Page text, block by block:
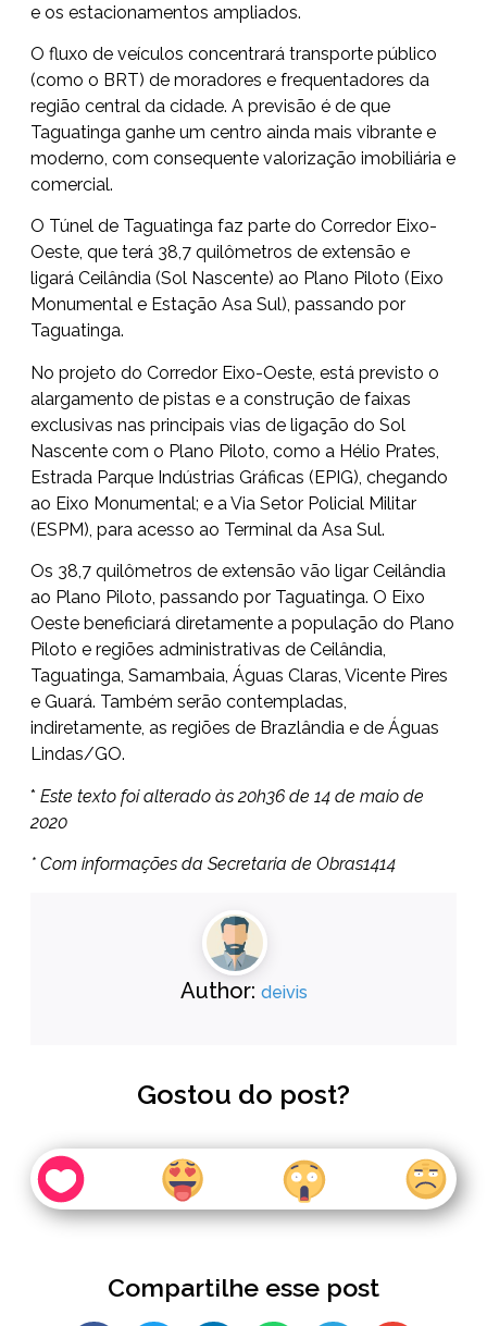
e os estacionamentos ampliados.
O fluxo de veículos concentrará transporte público
(como o BRT) de moradores e frequentadores da
região central da cidade. A previsão é de que
Taguatinga ganhe um centro ainda mais vibrante e
moderno, com consequente valorização imobiliária e
comercial.
O Túnel de Taguatinga faz parte do Corredor Eixo-
Oeste, que terá 38,7 quilômetros de extensão e
ligará Ceilândia (Sol Nascente) ao Plano Piloto (Eixo
Monumental e Estação Asa Sul), passando por
Taguatinga.
No projeto do Corredor Eixo-Oeste, está previsto o
alargamento de pistas e a construção de faixas
exclusivas nas principais vias de ligação do Sol
Nascente com o Plano Piloto, como a Hélio Prates,
Estrada Parque Indústrias Gráficas (EPIG), chegando
ao Eixo Monumental; e a Via Setor Policial Militar
(ESPM), para acesso ao Terminal da Asa Sul.
Os 38,7 quilômetros de extensão vão ligar Ceilândia
ao Plano Piloto, passando por Taguatinga. O Eixo
Oeste beneficiará diretamente a população do Plano
Piloto e regiões administrativas de Ceilândia,
Taguatinga, Samambaia, Águas Claras, Vicente Pires
e Guará. Também serão contempladas,
indiretamente, as regiões de Brazlândia e de Águas
Lindas/GO.
* Este texto foi alterado às 20h36 de 14 de maio de
2020
* Com informações da Secretaria de Obras1414
Author: deivis
Gostou do post?
Compartilhe esse post